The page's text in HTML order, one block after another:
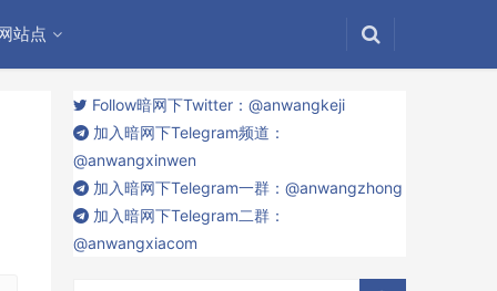
站点
Follow暗网下Twitter：@anwangkeji
加入暗网下Telegram频道：
@anwangxinwen
加入暗网下Telegram一群：@anwangzhong
加入暗网下Telegram二群：
@anwangxiacom